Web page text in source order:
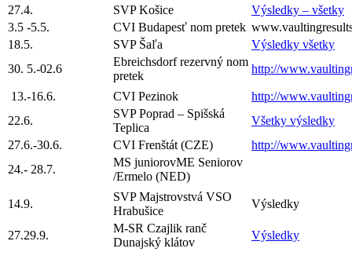
27.4.
SVP Košice
Výsledky – všetky
3.5 -5.5.
CVI Budapesť nom pretek
18.5.
SVP Šaľa
Výsledky všetky
30. 5.-02.6
Ebreichsdorf rezervný nom
pretek
http://
13.-16.6. CVI Pezinok
http://
22.6.
SVP Poprad – Spišská
Teplica
Všetky výsledky
27.6.-30.6.
CVI Frenštát (CZE)
http://
24.- 28.7.
MS juniorovME Seniorov
/Ermelo (NED)
14.9.
SVP Majstrovstvá VSO
Hrabušice
Výsledky
27.29.9.
M-SR Czajlik ranč
Dunajský klátov
Výsledky